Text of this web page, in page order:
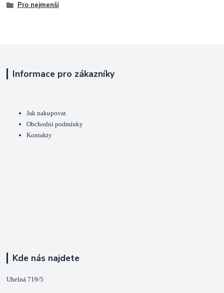
Pro nejmenší
Informace pro zákazníky
Jak nakupovat
Obchodní podmínky
Kontakty
Kde nás najdete
Uhelná 719/5